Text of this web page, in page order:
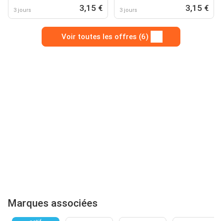
3 jours 3,15 € 3 jours 3,15 €
Voir toutes les offres (6)
Marques associées